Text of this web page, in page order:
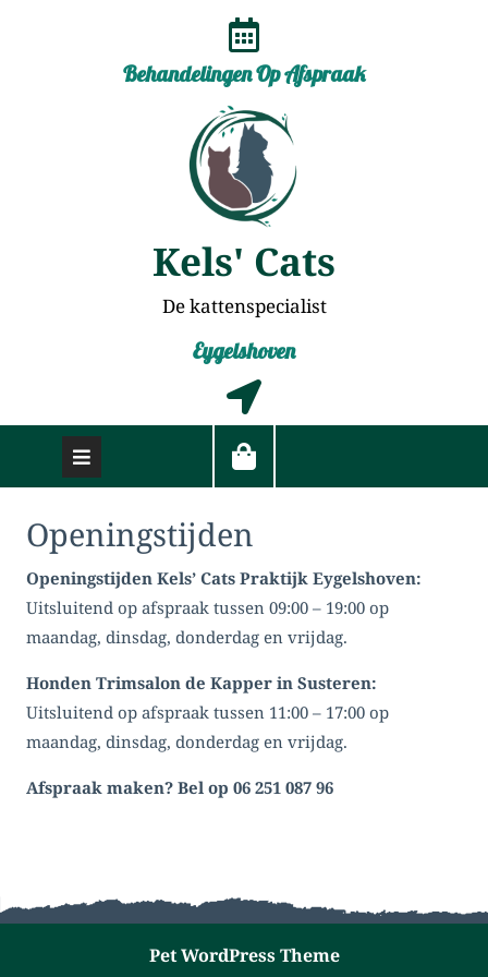
Behandelingen Op Afspraak
Kels' Cats
De kattenspecialist
Eygelshoven
Openingstijden
Openingstijden Kels’ Cats Praktijk Eygelshoven:
Uitsluitend op afspraak tussen 09:00 – 19:00 op
maandag, dinsdag, donderdag en vrijdag.
Honden Trimsalon de Kapper in Susteren:
Uitsluitend op afspraak tussen 11:00 – 17:00 op
maandag, dinsdag, donderdag en vrijdag.
Afspraak maken? Bel op 06 251 087 96
Pet WordPress Theme